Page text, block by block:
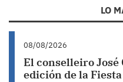
LO
08/08/2026
El conselleiro José
edición de la